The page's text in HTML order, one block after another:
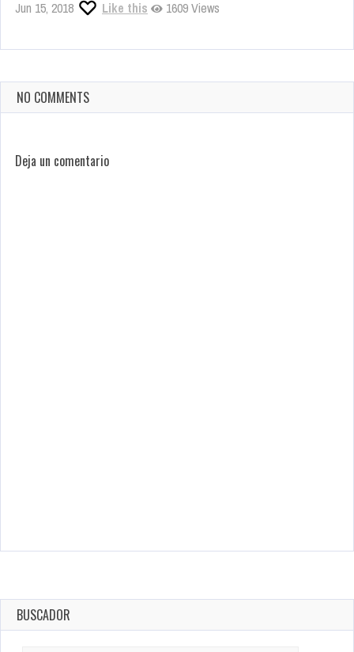
Jun 15, 2018 Like this 1609 Views
NO COMMENTS
Deja un comentario
BUSCADOR